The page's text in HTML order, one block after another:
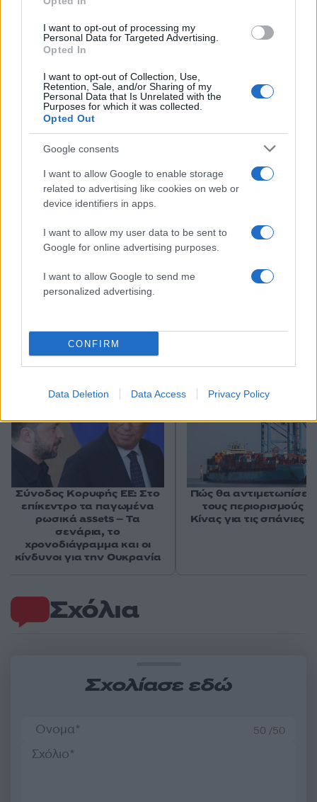
I want to opt-out of processing my
Personal Data for Targeted Advertising.
Opted In
I want to opt-out of Collection, Use,
Retention, Sale, and/or Sharing of my
Personal Data that Is Unrelated with the
Purposes for which it was collected.
Opted Out
Google consents
I want to allow Google to enable storage
related to advertising like cookies on web or
device identifiers in apps.
I want to allow my user data to be sent to
Google for online advertising purposes.
I want to allow Google to send me
personalized advertising.
CONFIRM
Data Deletion Data Access Privacy Policy
Οι στόχοι της Ρωσίας παραμένουν απαράλλακτοι
και χρειάζεται να διευθετηθούν οι βασικές αιτίες
της σύγκρουσης, δήλωσε στους
δημοσιογράφους στη Μόσχα η εκπρόσωπος
του ρωσικού υπουργείου Εξωτερικών Μαρία
Ζαχάροβα.
Σχόλια
Σχολίασε εδώ
50 /50
Αν τα χάσατε
Σύνοδος Κορυφής ΕΕ: Στο
επίκεντρο τα παγωμένα
ρωσικά assets – Τα
σενάρια, το
χρονοδιάγραμμα και οι
κίνδυνοι για την Ουκρανία
Πώς θα αντιμετωπίσει
τους περιορισμούς
Κίνας για τις σπάνιες